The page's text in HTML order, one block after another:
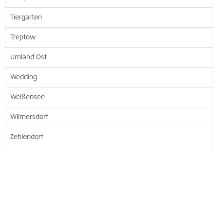
Tiergarten
Treptow
Umland Ost
Wedding
Weißensee
Wilmersdorf
Zehlendorf